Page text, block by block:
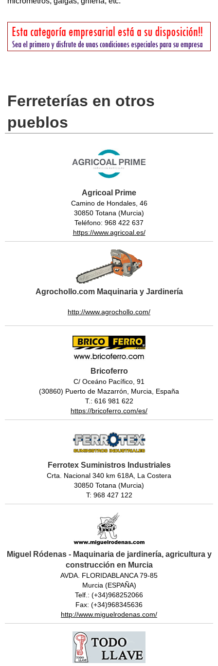
Ferreterías en otros
pueblos
Agricoal Prime
Camino de Hondales, 46
30850 Totana (Murcia)
Teléfono: 968 422 637
https://www.agricoal.es/
Agrochollo.com Maquinaria y Jardinería
http://www.agrochollo.com/
Bricoferro
C/ Oceáno Pacífico, 91
(30860) Puerto de Mazarrón, Murcia, España
T.: 616 981 622
https://bricoferro.com/es/
Ferrotex Suministros Industriales
Crta. Nacional 340 km 618A, La Costera
30850 Totana (Murcia)
T: 968 427 122
Miguel Ródenas - Maquinaria de jardinería, agricultura y
construcción en Murcia
AVDA. FLORIDABLANCA 79-85
Murcia (ESPAÑA)
Telf.: (+34)968252066
Fax: (+34)968345636
http://www.miguelrodenas.com/